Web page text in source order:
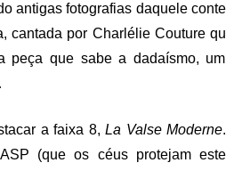
antigas fotografias daquele
cantada por Charlélie Couture
peça que sabe a dadaísmo,
a faixa 8, La Valse Moderne
(que os céus protejam